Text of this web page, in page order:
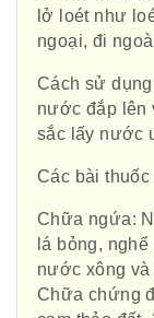
lở loét như
ngoại, đi
Cách sử
nước đắp lên
sắc lấy nước
Các bài
Chữa ngứa:
lá bỏng,
nước xông và
Chữa chứng